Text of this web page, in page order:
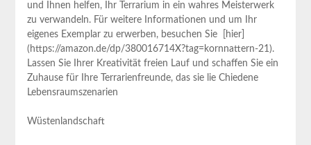
und ​Ihnen helfen, Ihr Terrarium in ein wahres Meisterwerk
zu verwandeln. ‍Für weitere ⁤Informationen und um Ihr
eigenes Exemplar zu erwerben, besuchen Sie ‍ [hier]
(https://amazon.de/dp/380016714X?tag=kornnattern-21).
Lassen Sie Ihrer Kreativität freien Lauf und schaffen Sie ein
⁤Zuhause für Ihre Terrarienfreunde, das sie lie Chiedene
Lebensraumszenarien
Wüstenlandschaft